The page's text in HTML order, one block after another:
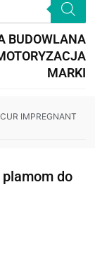
BUDOWLANA
MARKI
IMPREGNANT
plamom do